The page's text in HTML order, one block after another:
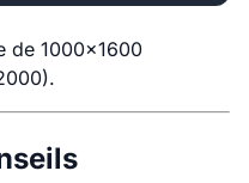
de 1000x1600